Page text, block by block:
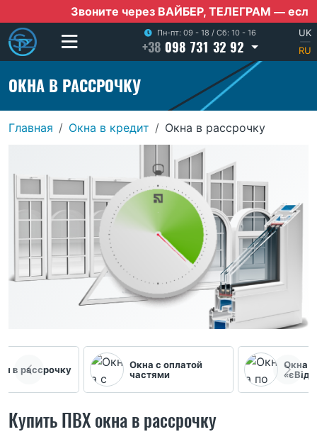
Звоните через ВАЙБЕР, ТЕЛЕГРАМ — если нет
UK
|
RU
Пн-пт: 09 - 18 / Сб: 10 - 16
+38 098 731 32 92
ОКНА В РАССРОЧКУ
Главная Окна в кредит Окна в рассрочку
в рассрочку
Окна с оплатой
частями
Окна
Купить ПВХ окна в рассрочку